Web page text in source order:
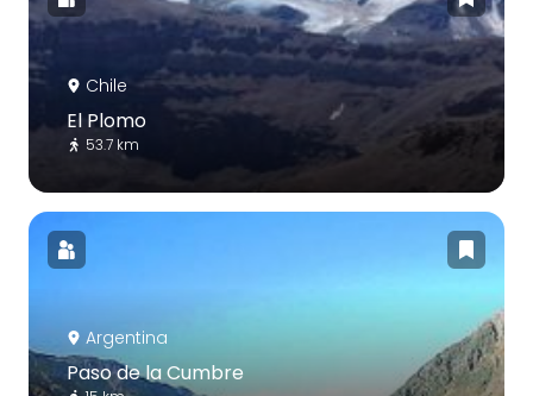
Chile
El Plomo
53.7 km
Argentina
Paso de la Cumbre